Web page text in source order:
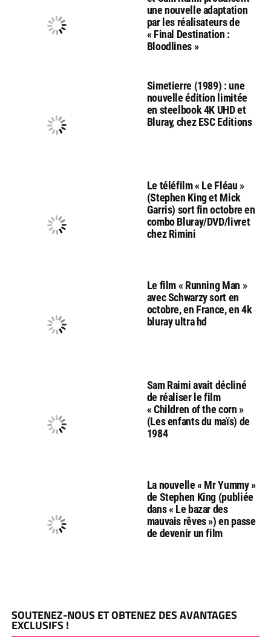
une nouvelle adaptation
par les réalisateurs de
« Final Destination :
Bloodlines »
Simetierre (1989) : une
nouvelle édition limitée
en steelbook 4K UHD et
Bluray, chez ESC Editions
Le téléfilm « Le Fléau »
(Stephen King et Mick
Garris) sort fin octobre en
combo Bluray/DVD/livret
chez Rimini
Le film « Running Man »
avec Schwarzy sort en
octobre, en France, en 4k
bluray ultra hd
Sam Raimi avait décliné
de réaliser le film
« Children of the corn »
(Les enfants du maïs) de
1984
La nouvelle « Mr Yummy »
de Stephen King (publiée
dans « Le bazar des
mauvais rêves ») en passe
de devenir un film
SOUTENEZ-NOUS ET OBTENEZ DES AVANTAGES
EXCLUSIFS !